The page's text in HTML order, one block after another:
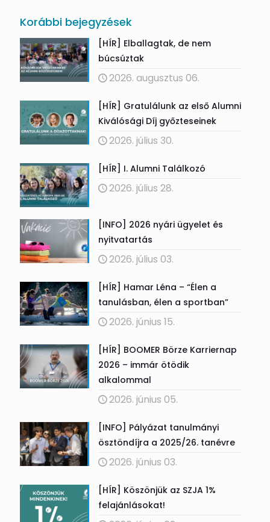
Korábbi bejegyzések
[HÍR] Elballagtak, de nem
búcsúztak
2026. augusztus 06.
[HÍR] Gratulálunk az első Alumni
Kiválósági Díj győzteseinek
2026. július 30.
[HÍR] I. Alumni Találkozó
2026. július 28.
[INFO] 2026 nyári ügyelet és
nyitvatartás
2026. július 03.
[HÍR] Hamar Léna – “Élen a
tanulásban, élen a sportban”
2026. június 15.
[HÍR] BOOMER Börze Karriernap
2026 – immár ötödik
alkalommal
2026. június 05.
[INFO] Pályázat tanulmányi
ösztöndíjra a 2025/26. tanévre
2026. június 03.
[HÍR] Köszönjük az SZJA 1%
felajánlásokat!